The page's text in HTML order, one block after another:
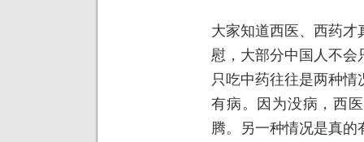
大家知道西医、西药
慰，大部分中国人不
只吃中药往往是两种
有病。因为没病，西
腾。另一种情况是真